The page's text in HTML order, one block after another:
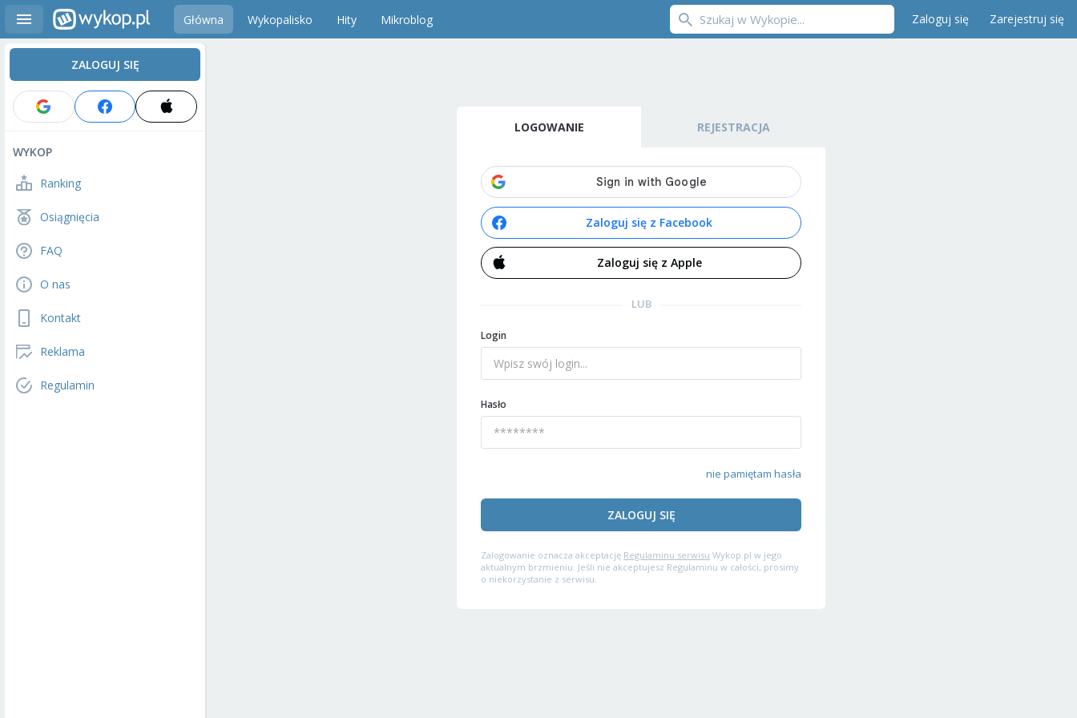
Główna Wykopalisko Hity Mikroblog Zaloguj się Zarejestruj się
ZALOGUJ SIĘ
WYKOP
Ranking
Osiągnięcia
FAQ
O nas
Kontakt
Reklama
Regulamin
LOGOWANIE REJESTRACJA
Zaloguj się z Facebook
Zaloguj się z Apple
LUB
Login
Hasło
nie pamiętam hasła
ZALOGUJ SIĘ
Zalogowanie oznacza akceptację Regulaminu serwisu Wykop.pl w jego
aktualnym brzmieniu. Jeśli nie akceptujesz Regulaminu w całości, prosimy
o niekorzystanie z serwisu.